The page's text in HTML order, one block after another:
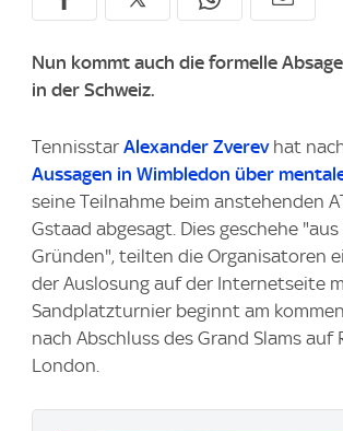
Nun kommt auch die formelle
in der Schweiz.
Tennisstar Alexander Zverevhat
Aussagen in Wimbledon über
seine Teilnahme beim anstehenden
Gstaad abgesagt. Dies geschehe
Gründen", teilten die Organisatoren
der Auslosung auf der Internetseite
Sandplatzturnier beginnt am
nach Abschluss des Grand Slams auf
London.